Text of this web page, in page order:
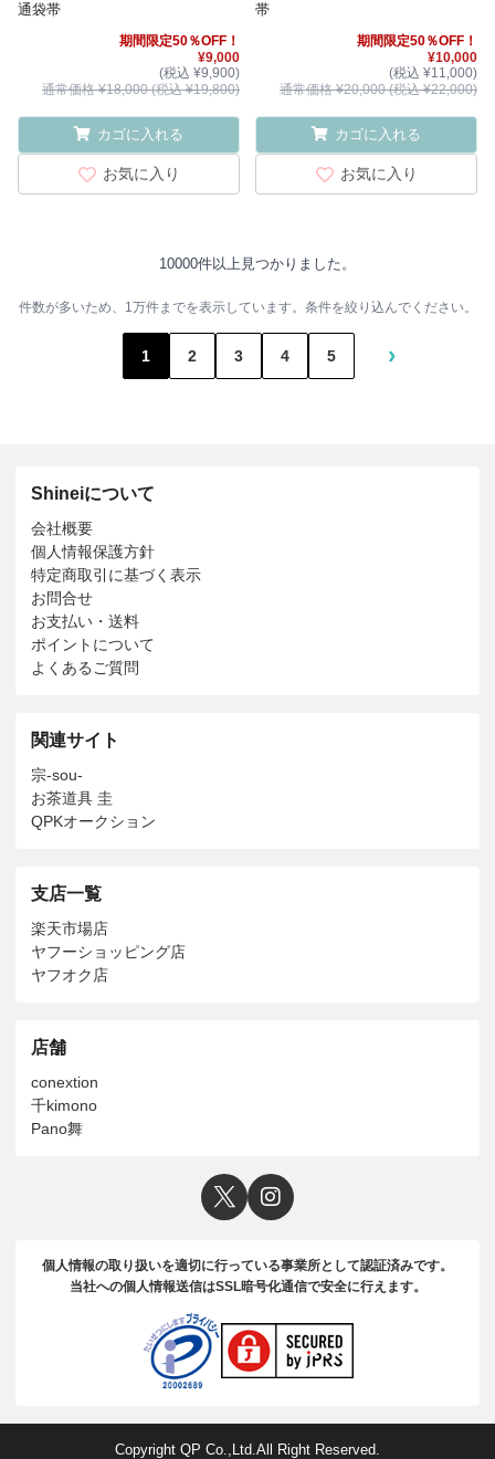
通袋帯
期間限定50％OFF！
¥9,000
(税込 ¥9,900)
通常価格 ¥18,000 (税込 ¥19,800)
カゴに入れる
お気に入り
帯
期間限定50％OFF！
¥10,000
(税込 ¥11,000)
通常価格 ¥20,000 (税込 ¥22,000)
カゴに入れる
お気に入り
10000件以上見つかりました。
件数が多いため、1万件までを表示しています。条件を絞り込んでください。
1 2 3 4 5 ›
Shineiについて
会社概要
個人情報保護方針
特定商取引に基づく表示
お問合せ
お支払い・送料
ポイントについて
よくあるご質問
関連サイト
宗-sou-
お茶道具 圭
QPKオークション
支店一覧
楽天市場店
ヤフーショッピング店
ヤフオク店
店舗
conextion
千kimono
Pano舞
個人情報の取り扱いを適切に行っている事業所として認証済みです。
当社への個人情報送信はSSL暗号化通信で安全に行えます。
Copyright QP Co.,Ltd.All Right Reserved.